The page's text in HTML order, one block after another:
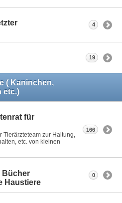
4
19
( Kaninchen,
etc.)
für
Tierärzteteam zur Haltung,
etc. von kleinen
166
Bücher
Haustiere
0